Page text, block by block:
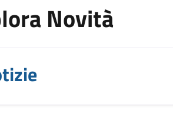
Novità